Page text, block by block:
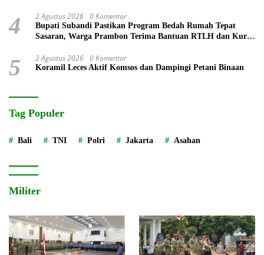
4 2 Agustus 2026 0 Komentar
Bupati Subandi Pastikan Program Bedah Rumah Tepat
Sasaran, Warga Prambon Terima Bantuan RTLH dan Kursi
5 2 Agustus 2026 0 Komentar
Koramil Leces Aktif Komsos dan Dampingi Petani Binaan
Tag Populer
Bali TNI Polri Jakarta Asahan
Militer